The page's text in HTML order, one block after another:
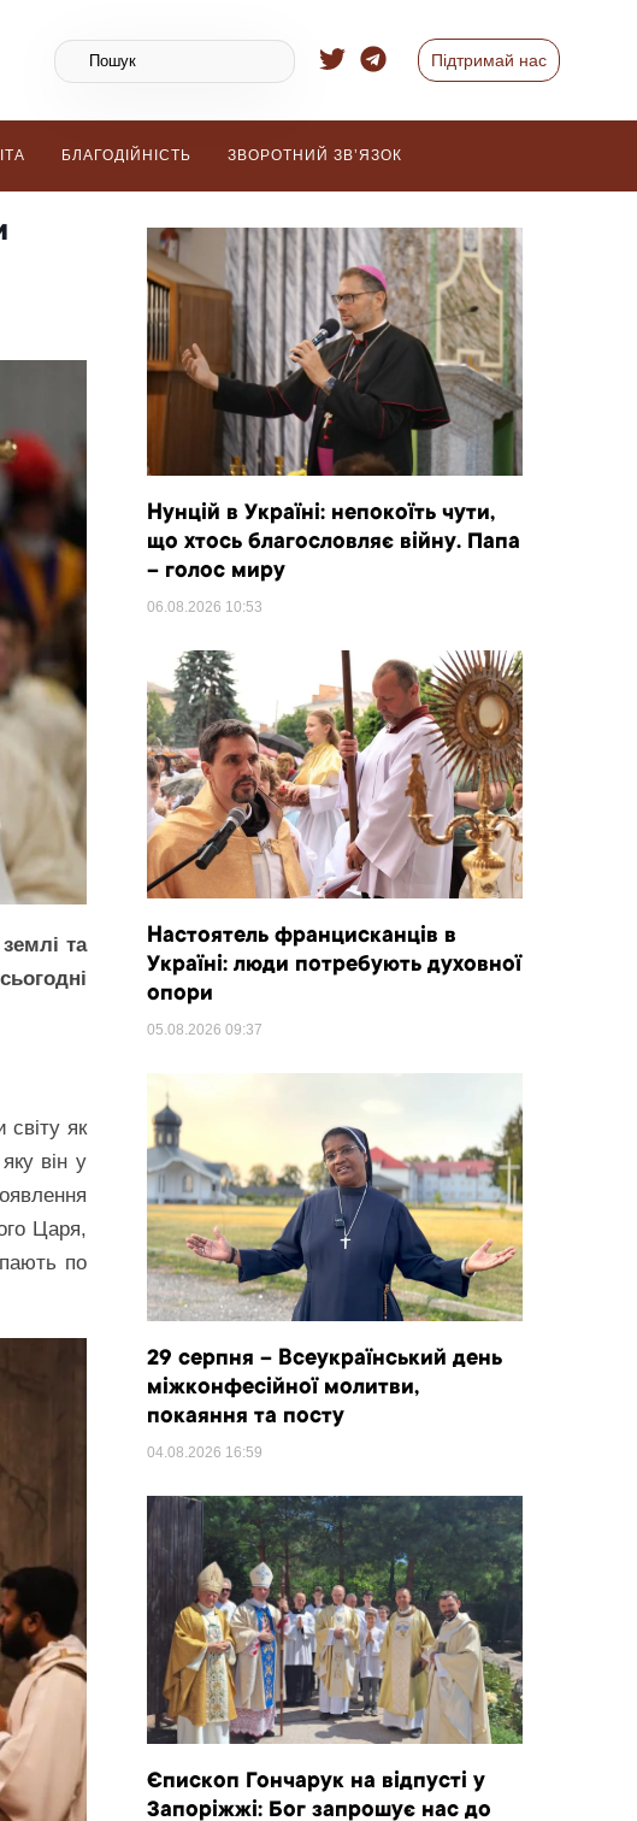
Підтримай нас
БЛАГОДІЙНІСТЬ ЗВОРОТНИЙ ЗВ’ЯЗОК
та
як
він у
Царя,
по
Нунцій в Україні: непокоїть чути,
що хтось благословляє війну. Папа
– голос миру
06.08.2026 10:53
Настоятель францисканців в
Україні: люди потребують духовної
опори
05.08.2026 09:37
29 серпня – Всеукраїнський день
міжконфесійної молитви,
покаяння та посту
04.08.2026 16:59
Єпископ Гончарук на відпусті у
Запоріжжі: Бог запрошує нас до